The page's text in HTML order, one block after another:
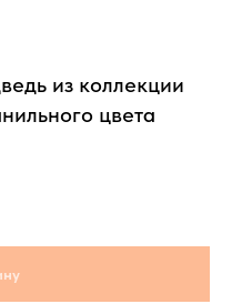
из коллекции
цвета